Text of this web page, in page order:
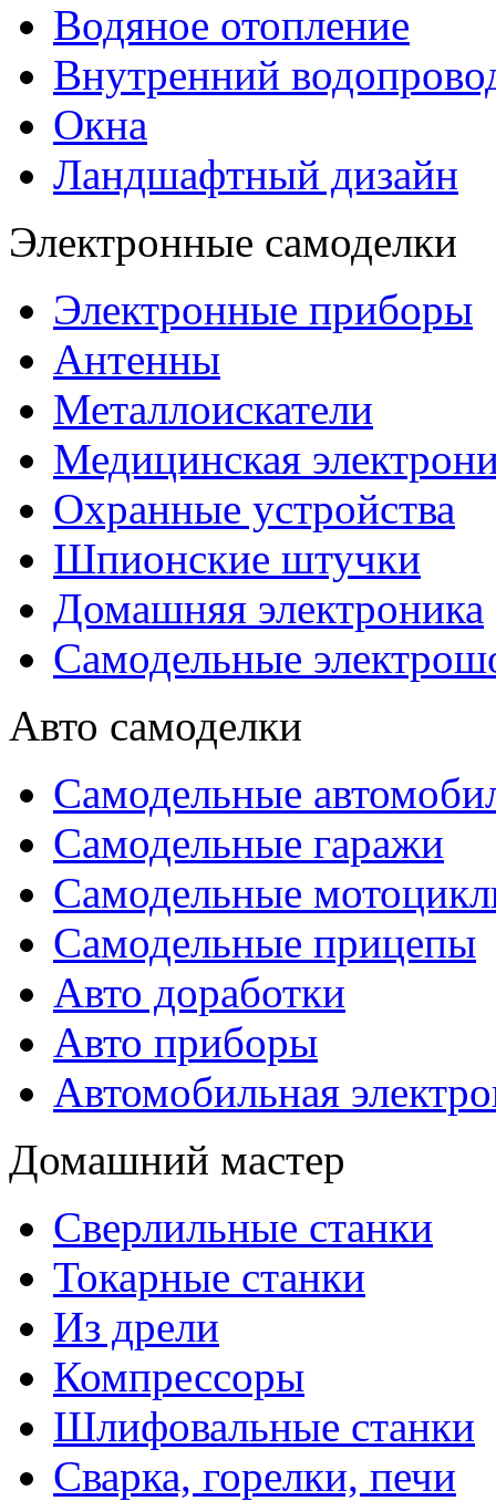
Водяное отопление
Внутренний
Окна
Ландшафтный дизайн
Электронные самоделки
Электронные приборы
Антенны
Металлоискатели
Медицинская
Охранные устройства
Шпионские штучки
Домашняя электроника
Самодельные
Авто самоделки
Самодельные
Самодельные гаражи
Самодельные
Самодельные прицепы
Авто доработки
Авто приборы
Автомобильная
Домашний мастер
Сверлильные станки
Токарные станки
Из дрели
Компрессоры
Шлифовальные станки
Сварка, горелки, печи